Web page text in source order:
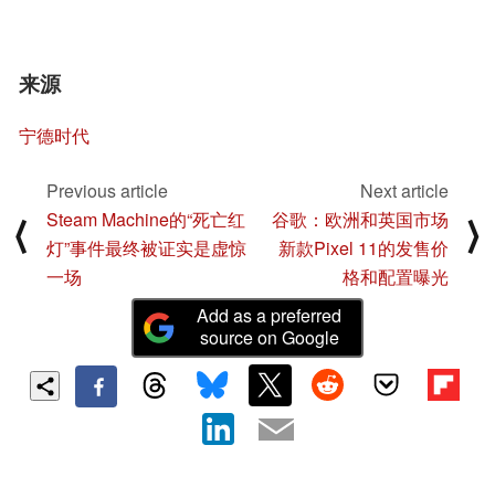
来源
宁德时代
⟨
Previous article
Steam Machine的“死亡红
灯”事件最终被证实是虚惊
一场
Next article
谷歌：欧洲和英国市场
新款Pixel 11的发售价
格和配置曝光
⟩
Add as a preferred
source on Google